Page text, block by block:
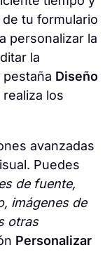
tu formulario
personalizar la
la
pestaña Diseño
realiza los
avanzadas
Puedes
de fuente,
imágenes de
otras
Personalizar